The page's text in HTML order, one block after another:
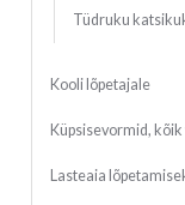
Tüdruku
Kooli lõpetajale
Küpsisevormid,
Lasteaia